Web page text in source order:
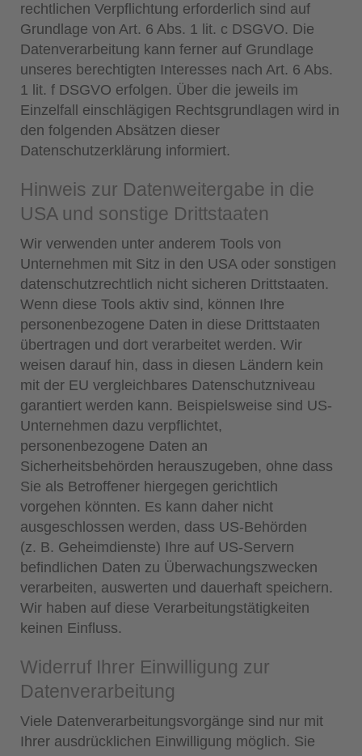
rechtlichen Verpflichtung erforderlich sind auf
Grundlage von Art. 6 Abs. 1 lit. c DSGVO. Die
Datenverarbeitung kann ferner auf Grundlage
unseres berechtigten Interesses nach Art. 6 Abs.
1 lit. f DSGVO erfolgen. Über die jeweils im
Einzelfall einschlägigen Rechtsgrundlagen wird in
den folgenden Absätzen dieser
Datenschutzerklärung informiert.
Hinweis zur Datenweitergabe in die
USA und sonstige Drittstaaten
Wir verwenden unter anderem Tools von
Unternehmen mit Sitz in den USA oder sonstigen
datenschutzrechtlich nicht sicheren Drittstaaten.
Wenn diese Tools aktiv sind, können Ihre
personenbezogene Daten in diese Drittstaaten
übertragen und dort verarbeitet werden. Wir
weisen darauf hin, dass in diesen Ländern kein
mit der EU vergleichbares Datenschutzniveau
garantiert werden kann. Beispielsweise sind US-
Unternehmen dazu verpflichtet,
personenbezogene Daten an
Sicherheitsbehörden herauszugeben, ohne dass
Sie als Betroffener hiergegen gerichtlich
vorgehen könnten. Es kann daher nicht
ausgeschlossen werden, dass US-Behörden
(z. B. Geheimdienste) Ihre auf US-Servern
befindlichen Daten zu Überwachungszwecken
verarbeiten, auswerten und dauerhaft speichern.
Wir haben auf diese Verarbeitungstätigkeiten
keinen Einfluss.
Widerruf Ihrer Einwilligung zur
Datenverarbeitung
Viele Datenverarbeitungsvorgänge sind nur mit
Ihrer ausdrücklichen Einwilligung möglich. Sie